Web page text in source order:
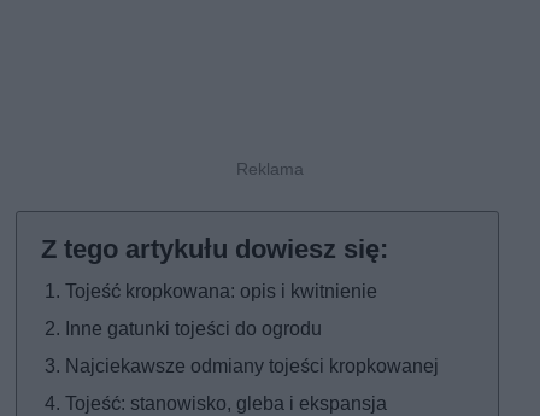
Tojeść kropkowana: opis i kwitnienie
Inne gatunki tojeści do ogrodu
Najciekawsze odmiany tojeści kropkowanej
Tojeść: stanowisko, gleba i ekspansja